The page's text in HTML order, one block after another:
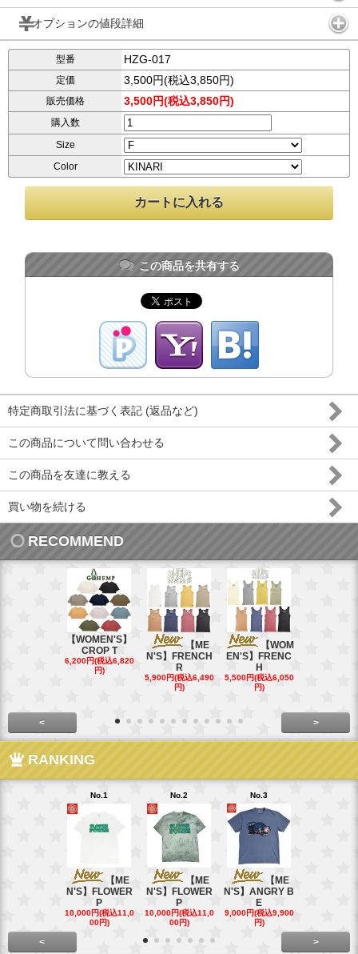
オプションの値段詳細
型番 HZG-017
定価 3,500円(税込3,850円)
販売価格 3,500円(税込3,850円)
購入数
Size
Color
この商品を共有する
特定商取引法に基づく表記 (返品など)
この商品について問い合わせる
この商品を友達に教える
買い物を続ける
RECOMMEND
【WOMEN'S】
CROP T
6,200円(税込6,820
円)
【ME
N'S】FRENCH
R
5,900円(税込6,490
円)
【WOM
EN'S】FRENC
H
5,500円(税込6,050
円)
< >
RANKING
No.1
【ME
N'S】FLOWER
P
10,000円(税込11,0
00円)
No.2
【ME
N'S】FLOWER
P
10,000円(税込11,0
00円)
No.3
【ME
N'S】ANGRY B
E
9,000円(税込9,900
円)
< >